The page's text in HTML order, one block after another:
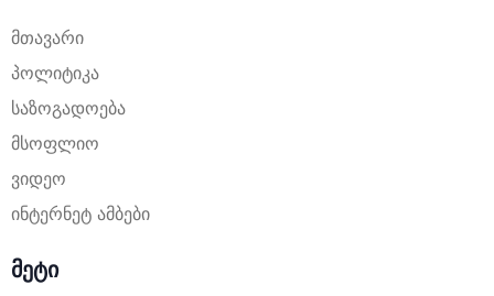
მთავარი
პოლიტიკა
საზოგადოება
მსოფლიო
ვიდეო
ინტერნეტ ამბები
მეტი